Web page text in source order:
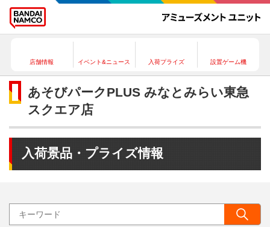
店舗情報 イベント&ニュース 入荷プライズ 設置ゲーム機
あそびパークPLUS みなとみらい東急
スクエア店
入荷景品・プライズ情報